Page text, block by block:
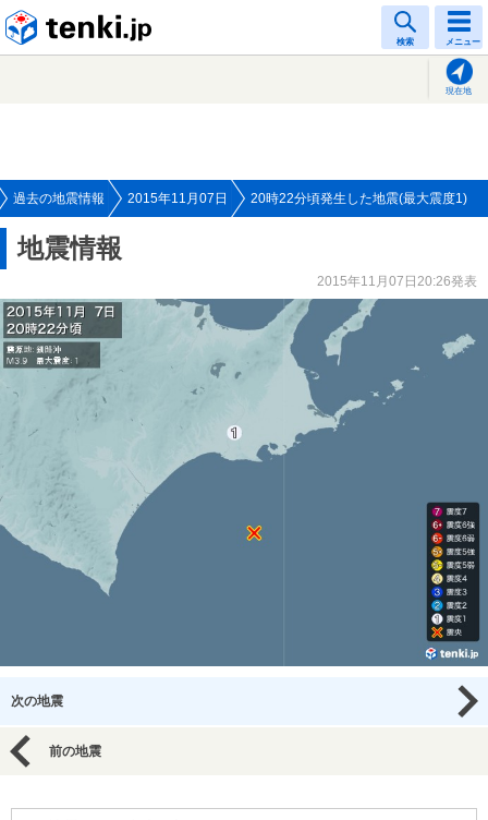
検索 メニュー
現在地
過去の地震情報 2015年11月07日 20時22分頃発生した地震(最大震度1)
地震情報
2015年11月07日20:26発表
次の地震
前の地震